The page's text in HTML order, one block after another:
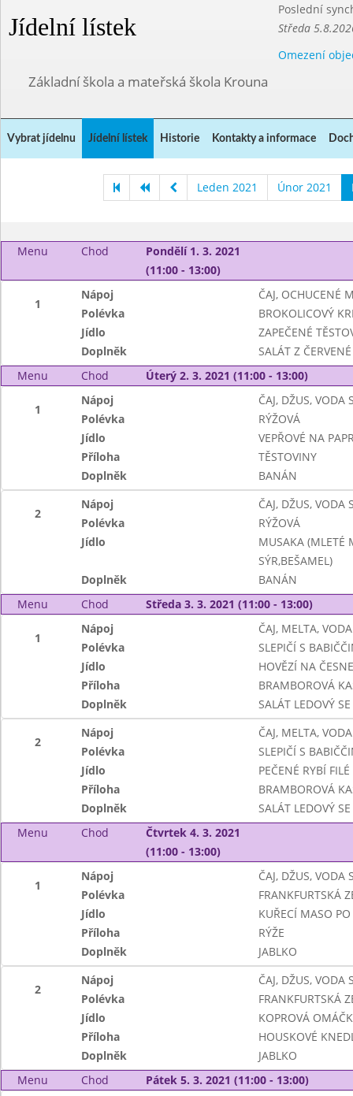
Jídelní lístek
Poslední
Středa
Omezení
Základní škola a mateřská škola Krouna
Vybrat jídelnu Jídelní lístek Historie Kontakty a informace
Leden 2021 Únor 2021
Menu Chod
Pondělí 1. 3. 2021
(11:00 - 13:00)
1
Nápoj
ČAJ, OCHUCENÉ
Polévka
BROKOLICOVÝ
Jídlo
ZAPEČENÉ
Doplněk
SALÁT Z
Menu
Chod Úterý 2. 3. 2021 (11:00 - 13:00)
1
Nápoj
ČAJ, DŽUS, VODA
Polévka
RÝŽOVÁ
Jídlo
VEPŘOVÉ NA
Příloha
TĚSTOVINY
Doplněk
BANÁN
2
Nápoj
ČAJ, DŽUS, VODA
Polévka
RÝŽOVÁ
Jídlo
MUSAKA (MLETÉ
SÝR,BEŠAMEL)
Doplněk
BANÁN
Menu
Chod Středa 3. 3. 2021 (11:00 - 13:00)
1
Nápoj
ČAJ, MELTA, VODA
Polévka
SLEPIČÍ S
Jídlo
HOVĚZÍ NA
Příloha
BRAMBOROVÁ
Doplněk
SALÁT LEDOVÝ
2
Nápoj
ČAJ, MELTA, VODA
Polévka
SLEPIČÍ S
Jídlo
PEČENÉ RYBÍ
Příloha
BRAMBOROVÁ
Doplněk
SALÁT LEDOVÝ
Menu
Chod
Čtvrtek 4. 3. 2021
(11:00 - 13:00)
1
Nápoj
ČAJ, DŽUS, VODA
Polévka
FRANKFURTSKÁ
Jídlo
KUŘECÍ MASO
Příloha
RÝŽE
Doplněk
JABLKO
2
Nápoj
ČAJ, DŽUS, VODA
Polévka
FRANKFURTSKÁ
Jídlo
KOPROVÁ
Příloha
HOUSKOVÉ
Doplněk
JABLKO
Menu
Chod Pátek 5. 3. 2021 (11:00 - 13:00)